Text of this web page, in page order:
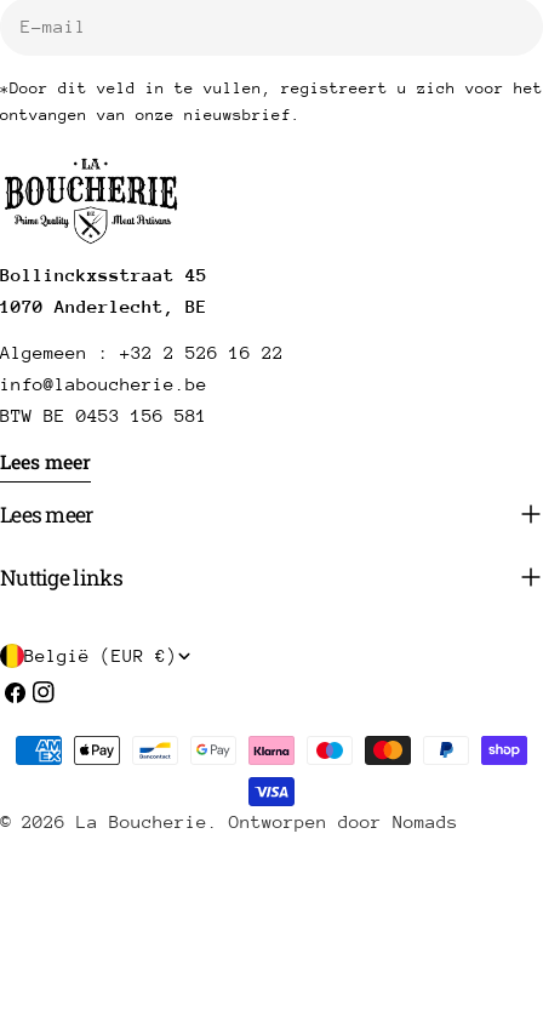
Bollinckxsstraat 45
1070 Anderlecht, BE
Algemeen : +32 2 526 16 22
info@laboucherie.be
BTW BE 0453 156 581
Lees meer
Lees meer
Nuttige links
*Door dit veld in te vullen, registreert u zich voor het
ontvangen van onze nieuwsbrief.
L
a
n
/
België (EUR €)
Facebook
Instagram
© 2026 La Boucherie .Ontworpen door Nomads
Betaalmethoden